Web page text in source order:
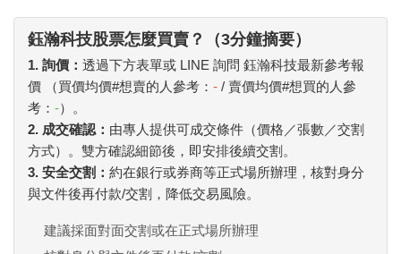
鈺瀚科技股票怎麼買賣？（3分鐘摘要）
1. 詢價： 透過下方表單或 LINE 詢問 鈺瀚科技最新參考報
價 （買價均價#想賣的人參考： - / 賣價均價#想買的人參
考： -）。
2. 成交確認： 由專人提供可成交條件（價格／張數／交割
方式）。雙方確認細節後，即安排後續交割。
3. 安全交割： 約在銀行或券商等正式場所辦理，核對身分
與文件後再付款/交割，降低交易風險。
建議採面對面交割或在正式場所辦理